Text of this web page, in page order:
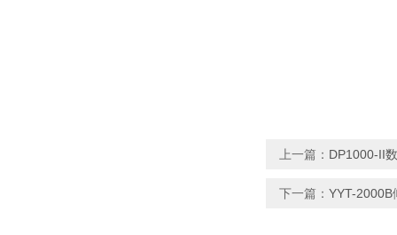
上一篇： DP1000-II
下一篇： YYT-2000B